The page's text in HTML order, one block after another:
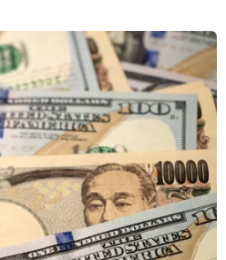
chốt kiểm soát ở thủ đô Tunis.
TTXVN)
18/4 (giờ địa phương),
kích vào trụ sở chính
giờ sau khi cảnh sát bắt
ông Rached Ghannouchi.